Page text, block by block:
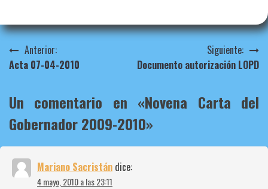
Navegación
de
entradas
Anterior:
Acta 07-04-2010
Siguiente:
Documento autorización LOPD
Un comentario en «Novena Carta del
Gobernador 2009-2010»
Mariano Sacristán dice:
4 mayo, 2010 a las 23:11